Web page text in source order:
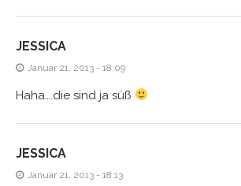
JESSICA
Januar 21, 2013 - 18:09
Haha….die sind ja süß
JESSICA
Januar 21, 2013 - 18:13